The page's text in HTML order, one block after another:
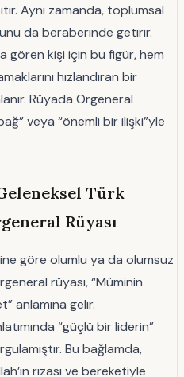
Aynı zamanda, toplumsal
da beraberinde getirir.
gören kişi için bu figür, hem
hızlandıran bir
Rüyada Orgeneral
veya “önemli bir ilişki”yle
Türk
Rüyası
göre olumlu ya da olumsuz
rüyası, “Müminin
anlamına gelir.
“güçlü bir liderin”
Bu bağlamda,
rızası ve bereketiyle